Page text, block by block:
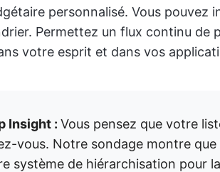
personnalisé. Vous pouvez
Permettez un flux continu de
votre esprit et dans vos
Insight : Vous pensez que votre
vous. Notre sondage montre que
système de hiérarchisation pour